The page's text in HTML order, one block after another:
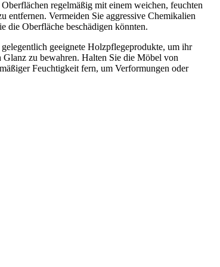
regelmäßig mit einem weichen, feuchten
entfernen. Vermeiden Sie aggressive Chemikalien
die Oberfläche beschädigen könnten.
geeignete Holzpflegeprodukte, um ihr
Glanz zu bewahren. Halten Sie die Möbel von
Feuchtigkeit fern, um Verformungen oder